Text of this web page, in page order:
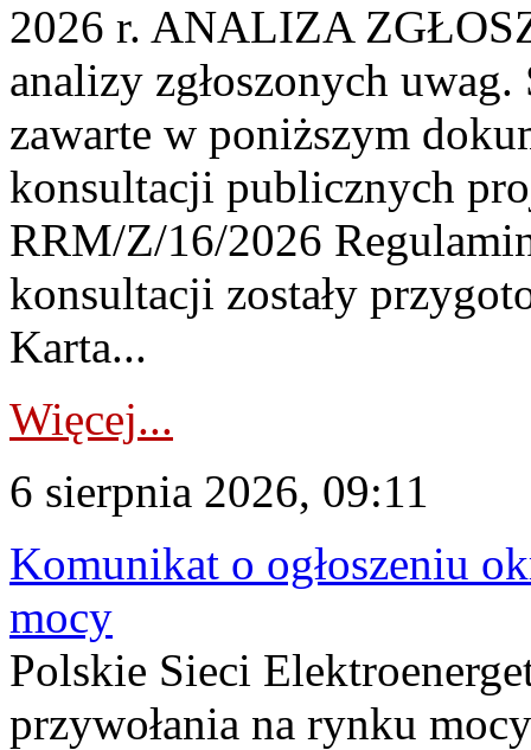
2026 r. ANALIZA
analizy zgłoszonych
zawarte w poniższym
konsultacji publicznych
RRM/Z/16/2026
konsultacji zostały
Karta...
Więcej...
6 sierpnia 2026, 09:11
Komunikat o ogłoszeniu
mocy
Polskie Sieci
przywołania na rynku